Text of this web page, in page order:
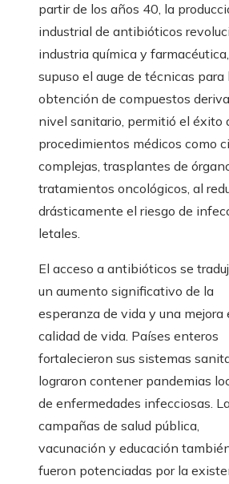
partir de los años 40, la
industrial de antibióticos
industria química y
supuso el auge de técnicas para
obtención de compuestos
nivel sanitario, permitió el éxito
procedimientos médicos como
complejas, trasplantes de
tratamientos oncológicos, al
drásticamente el riesgo de
letales.
El acceso a antibióticos se
un aumento significativo de la
esperanza de vida y una mejora
calidad de vida. Países enteros
fortalecieron sus sistemas
lograron contener pandemias
de enfermedades infecciosas.
campañas de salud pública,
vacunación y educación
fueron potenciadas por la